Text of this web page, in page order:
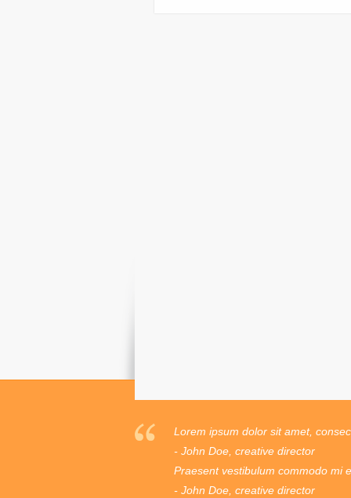
Lorem ipsum dolor sit amet,
- John Doe, creative director
Praesent vestibulum commodo mi
- John Doe, creative director